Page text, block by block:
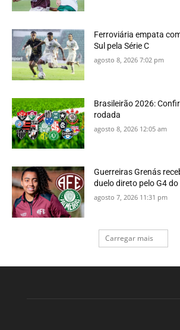
Ferroviária empata
Sul pela Série C
agosto 8, 2026 7:02 pm
Brasileirão 2026:
rodada
agosto 8, 2026 12:05 am
Guerreiras Grenás
duelo direto pelo G4
agosto 7, 2026 11:31 pm
Carregar mais